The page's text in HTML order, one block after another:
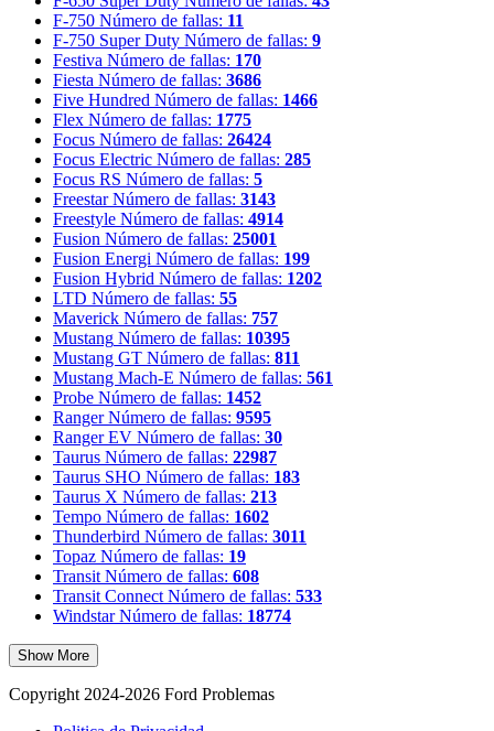
F-750 Número de fallas: 11
F-750 Super Duty Número de fallas: 9
Festiva Número de fallas: 170
Fiesta Número de fallas: 3686
Five Hundred Número de fallas: 1466
Flex Número de fallas: 1775
Focus Número de fallas: 26424
Focus Electric Número de fallas: 285
Focus RS Número de fallas: 5
Freestar Número de fallas: 3143
Freestyle Número de fallas: 4914
Fusion Número de fallas: 25001
Fusion Energi Número de fallas: 199
Fusion Hybrid Número de fallas: 1202
LTD Número de fallas: 55
Maverick Número de fallas: 757
Mustang Número de fallas: 10395
Mustang GT Número de fallas: 811
Mustang Mach-E Número de fallas: 561
Probe Número de fallas: 1452
Ranger Número de fallas: 9595
Ranger EV Número de fallas: 30
Taurus Número de fallas: 22987
Taurus SHO Número de fallas: 183
Taurus X Número de fallas: 213
Tempo Número de fallas: 1602
Thunderbird Número de fallas: 3011
Topaz Número de fallas: 19
Transit Número de fallas: 608
Transit Connect Número de fallas: 533
Windstar Número de fallas: 18774
Show More
Copyright 2024-2026 Ford Problemas